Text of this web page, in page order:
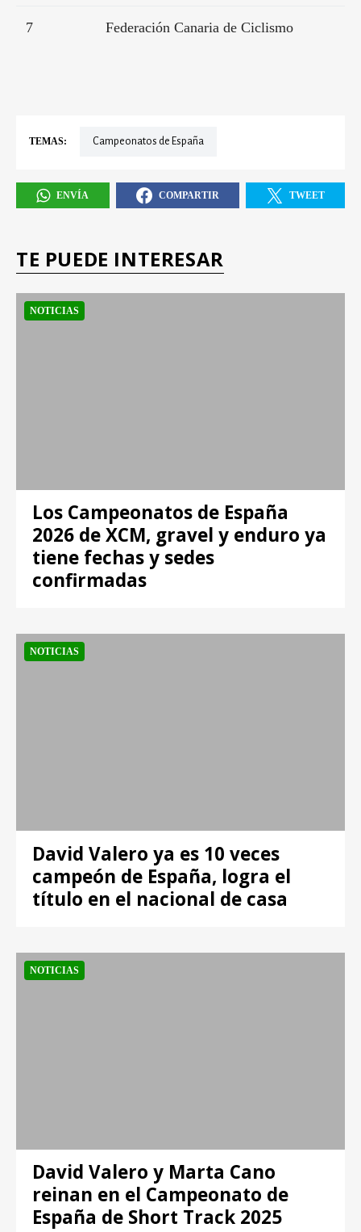
7 Federación Canaria de Ciclismo
TEMAS: Campeonatos de España
ENVÍA COMPARTIR TWEET
TE PUEDE INTERESAR
NOTICIAS
Los Campeonatos de España
2026 de XCM, gravel y enduro ya
tiene fechas y sedes
confirmadas
NOTICIAS
David Valero ya es 10 veces
campeón de España, logra el
título en el nacional de casa
NOTICIAS
David Valero y Marta Cano
reinan en el Campeonato de
España de Short Track 2025